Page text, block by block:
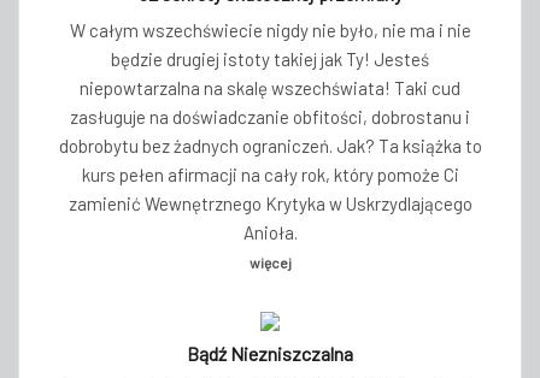
W całym wszechświecie nigdy nie było, nie ma i nie
będzie drugiej istoty takiej jak Ty! Jesteś
niepowtarzalna na skalę wszechświata! Taki cud
zasługuje na doświadczanie obfitości, dobrostanu i
dobrobytu bez żadnych ograniczeń. Jak? Ta książka to
kurs pełen afirmacji na cały rok, który pomoże Ci
zamienić Wewnętrznego Krytyka w Uskrzydlającego
Anioła.
więcej
Bądź Niezniszczalna